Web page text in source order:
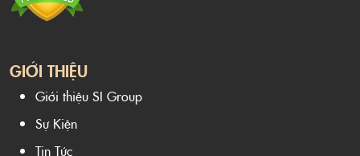
GIỚI THIỆU
Giới thiệu SI Group
Sự Kiện
Tin Tức